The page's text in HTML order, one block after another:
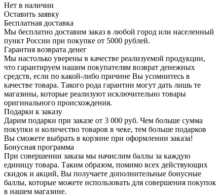
Нет в наличии
Оставить заявку
Бесплатная доставка
Мы бесплатно доставим заказ в любой город или населенный
пункт России при покупке от 5000 рублей.
Гарантия возврата денег
Мы настолько уверены в качестве реализуемой продукции,
что гарантируем нашим покупателям возврат денежных
средств, если по какой-либо причине Вы усомнитесь в
качестве товара. Такого рода гарантии могут дать лишь те
магазины, которые реализуют исключительно товары
оригинального происхождения.
Подарки к заказу
Дарим подарки при заказе от 3 000 руб. Чем больше сумма
покупки и количество товаров в чеке, тем больше подарков
Вы сможете выбрать в корзине при оформлении заказа!
Бонусная программа
При совершении заказа мы начислим баллы за каждую
единицу товара. Таким образом, помимо всех действующих
скидок и акций, Вы получаете дополнительные бонусные
баллы, которые можете использовать для совершения покупок
в нашем магазине.